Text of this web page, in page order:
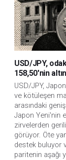
USD/JPY,
158,50'nin
USD/JPY,
ve kötüleşen
arasındaki
Japon Yeni'nin
zirvelerden
görüyor. Öte
destek buluyor
paritenin aşağı